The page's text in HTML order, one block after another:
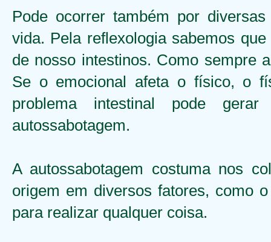
Pode ocorrer também por
vida. Pela reflexologia sabemos
de nosso intestinos. Como sempre
Se o emocional afeta o físico, o
problema intestinal pode
autossabotagem.
A autossabotagem costuma nos
origem em diversos fatores, como
para realizar qualquer coisa.